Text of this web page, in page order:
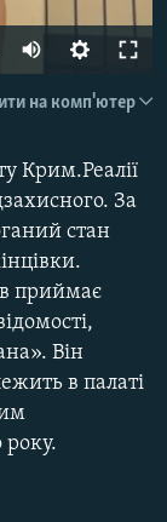
на комп'ютер
Крим.Реалії
За
стан
приймає
Він
в палаті
року.